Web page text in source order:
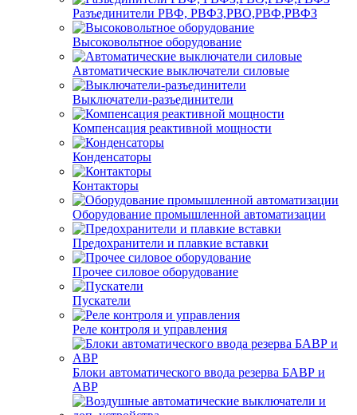
Разъединители РВФ, РВФЗ,РВО,РВФ,РВФЗ
Высоковольтное оборудование
Автоматические выключатели cиловые
Выключатели-разъединители
Компенсация реактивной мощности
Конденсаторы
Контакторы
Оборудование промышленной автоматизации
Предохранители и плавкие вставки
Прочее силовое оборудование
Пускатели
Реле контроля и управления
Блоки автоматического ввода резерва БАВР и
АВР